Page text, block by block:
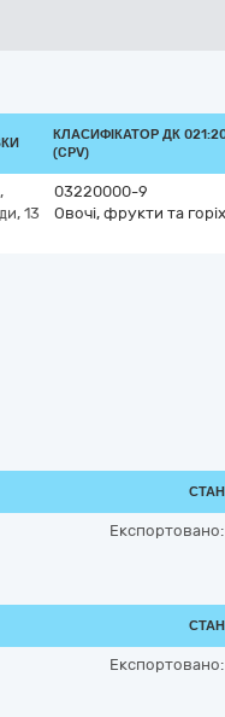
КЛАСИФІКАТОР ДК
(CPV)
,
13
03220000-9
Овочі, фрукти та
СТАН
Експортовано:
СТАН
Експортовано: